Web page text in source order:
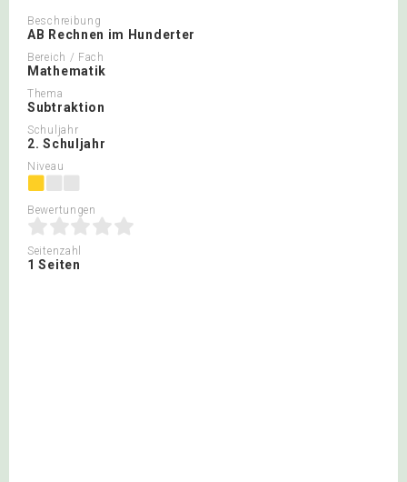
Beschreibung
AB Rechnen im Hunderter
Bereich / Fach
Mathematik
Thema
Subtraktion
Schuljahr
2. Schuljahr
Niveau
Bewertungen
Seitenzahl
1 Seiten